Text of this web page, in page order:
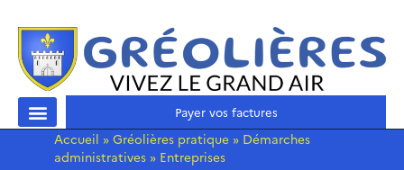
Payer vos factures
Accueil » Gréolières pratique » Démarches
administratives » Entreprises